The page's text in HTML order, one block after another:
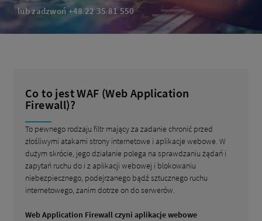
lub zadzwoń+48 22 35 81 550
Co to jest WAF (Web Application
Firewall)?
To pewnego rodzaju filtr mający za zadanie chronić przed
złośliwymi atakami strony internetowe i aplikacje webowe. W
dużym skrócie, jego działanie polega na sprawdzaniu żądań i
zapytań ruchu do i z aplikacji webowej i blokowaniu
niebezpiecznego, podejrzanego bądź sztucznego ruchu
internetowego, zanim dotrze on do serwerów.
Web Application Firewall czyni aplikacje webowe